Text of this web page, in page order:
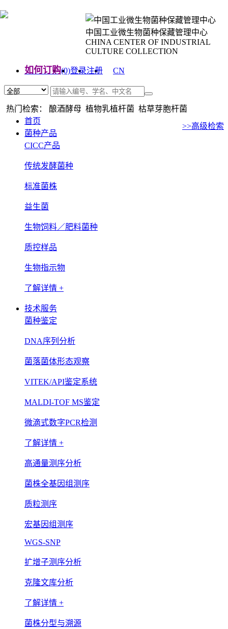
中国工业微生物菌种保藏管理中心
CHINA CENTER OF INDUSTRIAL
CULTURE COLLECTION
如何订购(0)登录注册
CN
热门检索： 酿酒酵母 植物乳植杆菌 枯草芽胞杆菌
>>高级检索
首页
菌种产品
CICC产品
传统发酵菌种
标准菌株
益生菌
生物饲料／肥料菌种
质控样品
生物指示物
了解详情 +
技术服务
菌种鉴定
DNA序列分析
菌落菌体形态观察
VITEK/API鉴定系统
MALDI-TOF MS鉴定
微滴式数字PCR检测
了解详情 +
高通量测序分析
菌株全基因组测序
质粒测序
宏基因组测序
WGS-SNP
扩增子测序分析
克隆文库分析
了解详情 +
菌株分型与溯源